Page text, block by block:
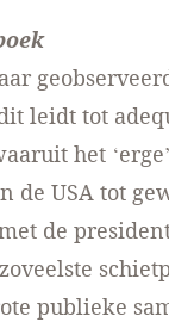
leidt tot
het
USA tot
de
publieke